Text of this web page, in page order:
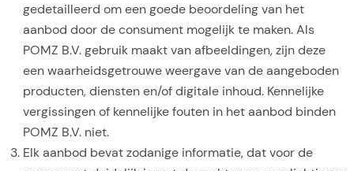
gedetailleerd om een goede beoordeling van het
aanbod door de consument mogelijk te maken. Als
POMZ B.V. gebruik maakt van afbeeldingen, zijn deze
een waarheidsgetrouwe weergave van de aangeboden
producten, diensten en/of digitale inhoud. Kennelijke
vergissingen of kennelijke fouten in het aanbod binden
POMZ B.V. niet.
Elk aanbod bevat zodanige informatie, dat voor de